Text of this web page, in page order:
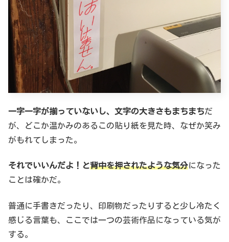
一字一字が揃っていないし、文字の大きさもまちまちだ
が、どこか温かみのあるこの貼り紙を見た時、なぜか笑み
がもれてしまった。
それでいいんだよ！と背中を押されたような気分になった
ことは確かだ。
普通に手書きだったり、印刷物だったりすると少し冷たく
感じる言葉も、ここでは一つの芸術作品になっている気が
する。